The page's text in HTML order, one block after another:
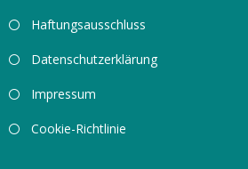
Haftungsausschluss
Datenschutzerklärung
Impressum
Cookie-Richtlinie